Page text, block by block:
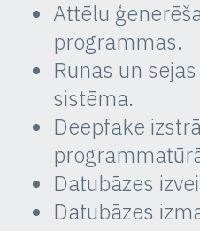
Attēlu
programmas.
Runas un
sistēma.
Deepfake
Datubāzes
Datubāzes